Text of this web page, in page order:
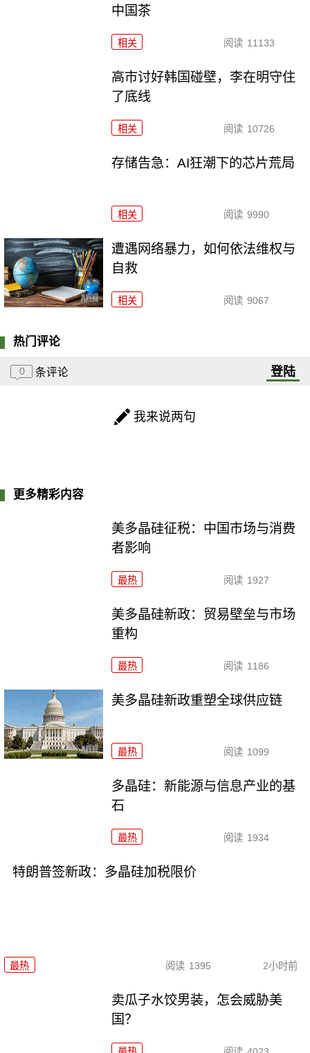
中国茶
相关 阅读 11133
高市讨好韩国碰壁，李在明守住
了底线
相关 阅读 10726
存储告急：AI狂潮下的芯片荒局
相关 阅读 9990
遭遇网络暴力，如何依法维权与
自救
相关 阅读 9067
热门评论
0 条评论 登陆
我来说两句
更多精彩内容
美多晶硅征税：中国市场与消费
者影响
最热 阅读 1927
美多晶硅新政：贸易壁垒与市场
重构
最热 阅读 1186
美多晶硅新政重塑全球供应链
最热 阅读 1099
多晶硅：新能源与信息产业的基
石
最热 阅读 1934
特朗普签新政：多晶硅加税限价
最热 阅读 1395 2小时前
卖瓜子水饺男装，怎会威胁美
国？